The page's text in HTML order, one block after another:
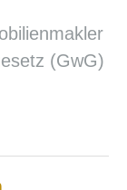
(GwG)